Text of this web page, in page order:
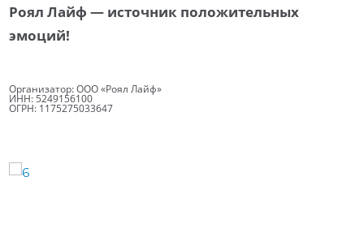
Роял Лайф — источник положительных
эмоций!
Организатор: ООО «Роял Лайф»
ИНН: 5249156100
ОГРН: 1175275033647